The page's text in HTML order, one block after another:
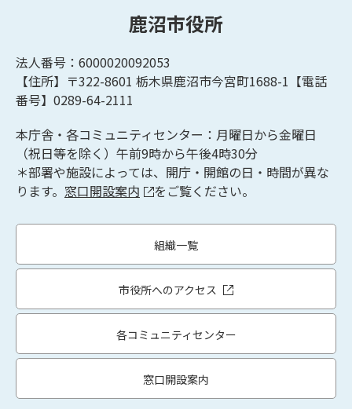
鹿沼市役所
法人番号：6000020092053
【住所】〒322-8601 栃木県鹿沼市今宮町1688-1【電話
番号】0289-64-2111
本庁舎・各コミュニティセンター：月曜日から金曜日
（祝日等を除く）午前9時から午後4時30分
＊部署や施設によっては、開庁・開館の日・時間が異な
ります。 窓口開設案内 をご覧ください。
組織一覧
市役所へのアクセス
各コミュニティセンター
窓口開設案内